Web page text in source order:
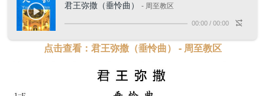
信仰文萃
教会圣月
君王弥撒（垂怜曲） - 周至教区
00:00 / 00:00
点击查看：君王弥撒（垂怜曲） - 周至教区